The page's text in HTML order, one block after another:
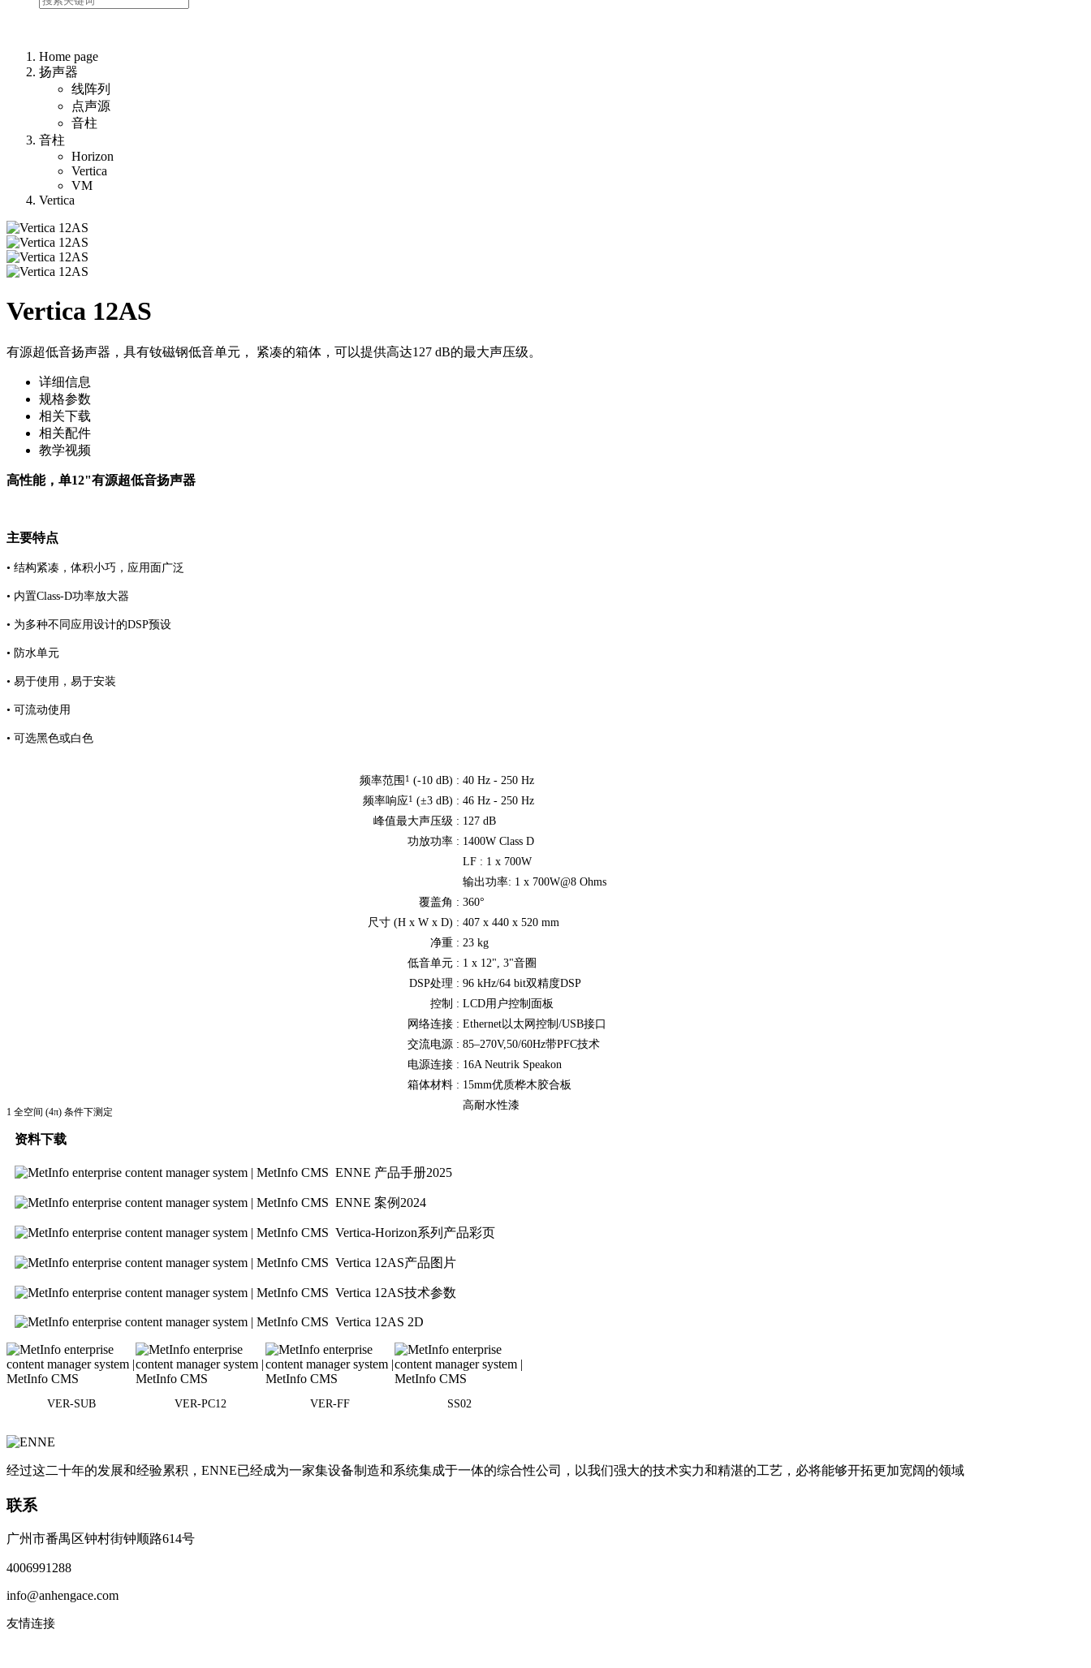
Home page
扬声器
线阵列
点声源
音柱
音柱
Horizon
Vertica
VM
Vertica
Vertica 12AS
有源超低音扬声器，具有钕磁钢低音单元， 紧凑的箱体，可以提供高达127 dB的最大声压级。
详细信息
规格参数
相关下载
相关配件
教学视频
高性能，单12"有源超低音扬声器
主要特点
• 结构紧凑，体积小巧，应用面广泛
• 内置Class-D功率放大器
• 为多种不同应用设计的DSP预设
• 防水单元
• 易于使用，易于安装
• 可流动使用
• 可选黑色或白色
频率范围 1 (-10 dB) : 40 Hz - 250 Hz
频率响应1 (±3 dB) : 46 Hz - 250 Hz
峰值最大声压级 : 127 dB
功放功率 : 1400W Class D
LF : 1 x 700W
输出功率: 1 x 700W@8 Ohms
覆盖角 : 360°
尺寸 (H x W x D) : 407 x 440 x 520 mm
净重 : 23 kg
低音单元 : 1 x 12", 3"音圈
DSP处理 : 96 kHz/64 bit双精度DSP
控制 : LCD用户控制面板
网络连接 : Ethernet以太网控制/USB接口
交流电源 : 85–270V,50/60Hz带PFC技术
电源连接 : 16A Neutrik Speakon
箱体材料 : 15mm优质桦木胶合板
高耐水性漆
1 全空间 (4π) 条件下测定
资料下载
ENNE 产品手册2025
ENNE 案例2024
Vertica-Horizon系列产品彩页
Vertica 12AS产品图片
Vertica 12AS技术参数
Vertica 12AS 2D
VER-SUB VER-PC12 VER-FF SS02
经过这二十年的发展和经验累积，ENNE已经成为一家集设备制造和系统集成于一体的综合性公司，以我们强大的技术实力和精湛的工艺，必将能够开拓更加宽阔的领域
联系
广州市番禺区钟村街钟顺路614号
4006991288
info@anhengace.com
友情连接